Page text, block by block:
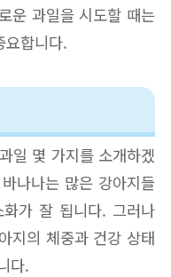
운 과일을 시도할 때는
요합니다.
일 몇 가지를 소개하겠
나나는 많은 강아지들
가 잘 됩니다. 그러나
지의 체중과 건강 상태
다.